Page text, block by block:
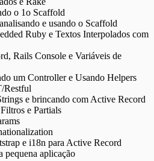
o 1o Scaffold
e usando o Scaffold
Ruby e Textos Interpolados com
Rails Console e Variáveis de
um Controller e Usando Helpers
Restful
e brincando com Active Record
e Partials
e i18n para Active Record
pequena aplicação